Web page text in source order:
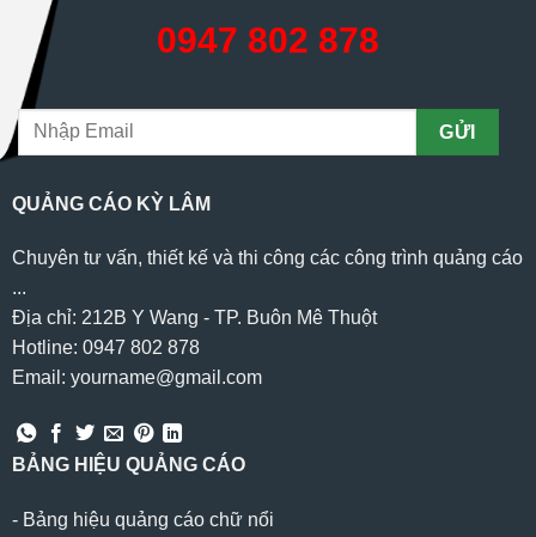
0947 802 878
QUẢNG CÁO KỲ LÂM
Chuyên tư vấn, thiết kế và thi công các công trình quảng cáo
...
Địa chỉ: 212B Y Wang - TP. Buôn Mê Thuột
Hotline: 0947 802 878
Email: yourname@gmail.com
BẢNG HIỆU QUẢNG CÁO
- Bảng hiệu quảng cáo chữ nổi